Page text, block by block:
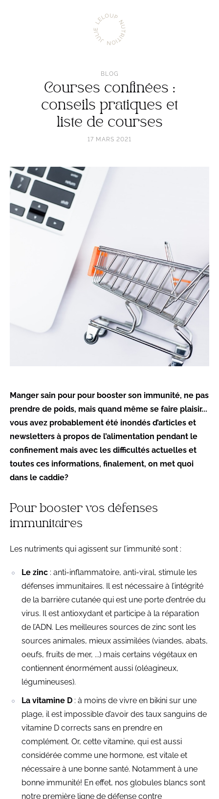
Aller
l'accueil
Julie
Leloup
Nutrition
Courses confinées :
conseils pratiques et
liste de courses
BLOG
17 MARS 2021
Manger sain pour pour booster son immunité, ne pas
prendre de poids, mais quand même se faire plaisir...
vous avez probablement été inondés d’articles et
newsletters à propos de l’alimentation pendant le
confinement mais avec les difficultés actuelles et
toutes ces informations, finalement, on met quoi
dans le caddie?
Pour booster vos défenses
immunitaires
Les nutriments qui agissent sur l’immunité sont :
Le zinc : anti-inflammatoire, anti-viral, stimule les
défenses immunitaires. Il est nécessaire à l’intégrité
de la barrière cutanée qui est une porte d’entrée du
virus. Il est antioxydant et participe à la réparation
de l’ADN. Les meilleures sources de zinc sont les
sources animales, mieux assimilées (viandes, abats,
oeufs, fruits de mer, ...) mais certains végétaux en
contiennent énormément aussi (oléagineux,
légumineuses).
La vitamine D : à moins de vivre en bikini sur une
plage, il est impossible d’avoir des taux sanguins de
vitamine D corrects sans en prendre en
complément. Or, cette vitamine, qui est aussi
considérée comme une hormone, est vitale et
nécessaire à une bonne santé. Notamment à une
bonne immunité! En effet, nos globules blancs sont
notre première ligne de défense contre